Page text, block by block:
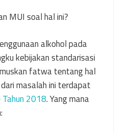
MUI soal hal ini?
alkohol pada
kebijakan standarisasi
fatwa tentang hal
masalah ini terdapat
2018. Yang mana